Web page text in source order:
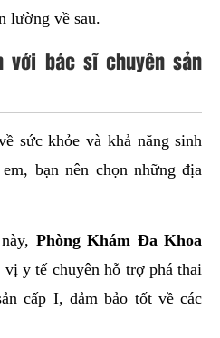
lường về sau.
với bác sĩ chuyên sản
sức khỏe và khả năng sinh
bạn nên chọn những địa
Phòng Khám Đa Khoa
y tế chuyên hỗ trợ phá thai
cấp I, đảm bảo tốt về các